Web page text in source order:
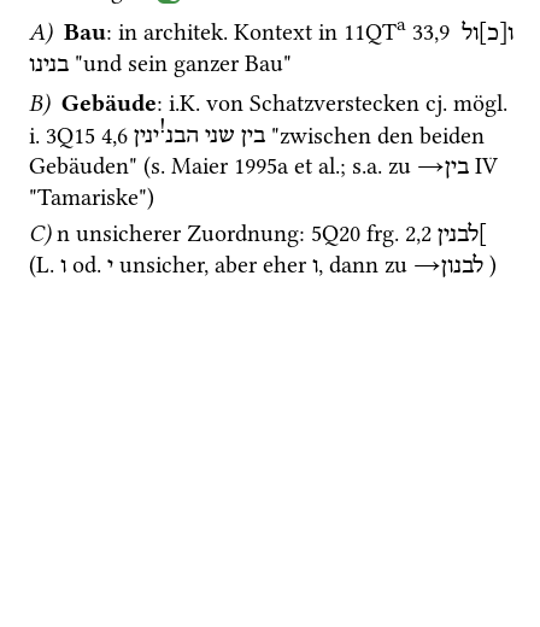
A) Bau: in architek. Kontext in 11QTa 33,9 ו[כ]ול
בנינו "und sein ganzer Bau"
B) Gebäude: i.K. von Schatzverstecken cj. mögl.
i. 3Q15 4,6 בין שני הבנ!ינין
"zwischen den beiden
Gebäuden" (s. Maier 1995a et al.; s.a. zu →בין ‎ IׁV
"Tamariske")
C)n unsicherer Zuordnung: 5Q20 frg. 2,2 ]לבנין
(L. ו od. י unsicher, aber eher ו, dann zu →לבנון )